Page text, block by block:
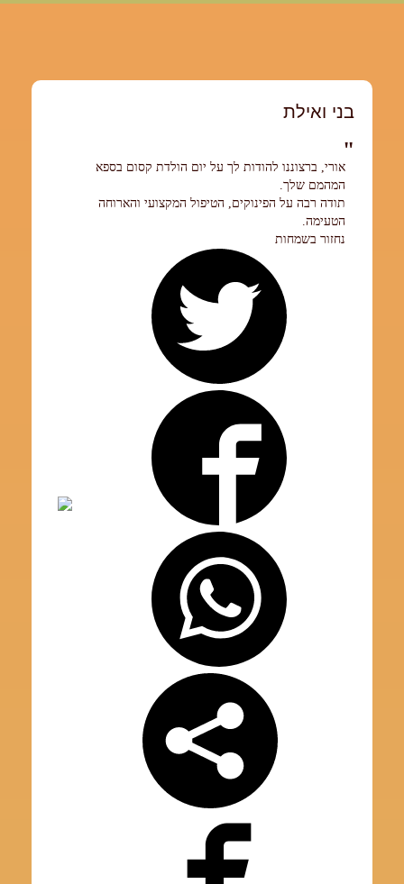
בני ואילת
אורי, ברצוננו להודות לך על יום הולדת קסום בספא
המהמם שלך.
תודה רבה על הפינוקים, הטיפול המקצועי והארוחה
הטעימה.
נחזור בשמחות